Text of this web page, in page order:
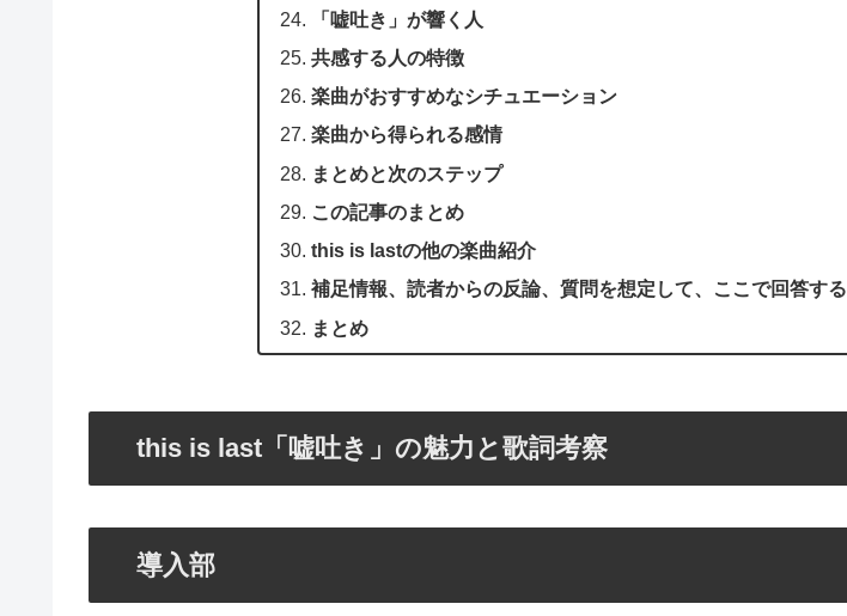
「嘘吐き」が響く人
共感する人の特徴
楽曲がおすすめなシチュエーション
楽曲から得られる感情
まとめと次のステップ
この記事のまとめ
this is lastの他の楽曲紹介
補足情報、読者からの反論、質問を想定して、ここで回答する
まとめ
this is last「嘘吐き」の魅力と歌詞考察
導入部